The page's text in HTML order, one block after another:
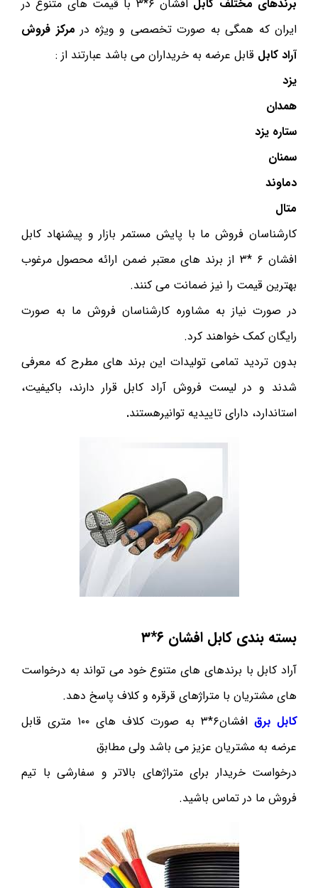
برندهای مختلف کابل
افشان ۶*۳ با قیمت های متنوع در
ایران که همگی به صورت تخصصی و ویژه در مرکز فروش
آراد کابل قابل عرضه به خریداران می باشد عبارتند از :
یزد
همدان
ستاره یزد
سمنان
دماوند
متال
کارشناسان فروش ما با پایش مستمر بازار و پیشنهاد کابل
افشان ۶ *۳ از برند های معتبر ضمن ارائه محصول مرغوب
بهترین قیمت را نیز ضمانت می کنند.
در صورت نیاز به مشاوره کارشناسان فروش ما به صورت
رایگان کمک خواهند کرد.
بدون تردید تمامی تولیدات این برند های مطرح که معرفی
شدند و در لیست فروش آراد کابل قرار دارند، باکیفیت،
استاندارد، دارای تاییدیه توانیرهستند.
بسته بندی کابل افشان ۶*۳
آراد کابل با برندهای های متنوع خود می تواند به درخواست
های مشتریان با متراژهای قرقره و کلاف پاسخ دهد.
کابل برق
افشان۶*۳ به صورت کلاف های ۱۰۰ متری قابل
عرضه به مشتریان عزیز می باشد ولی مطابق
درخواست خریدار برای متراژهای بالاتر و سفارشی با تیم
فروش ما در تماس باشید.